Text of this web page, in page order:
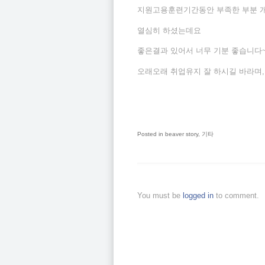
지원고용훈련기간동안 부족한 부분
열심히 하셨는데요
좋은결과 있어서 너무 기분 좋습니다
오래오래 취업유지 잘 하시길 바라며
Posted in beaver story, 기타
You must be logged in to comment.